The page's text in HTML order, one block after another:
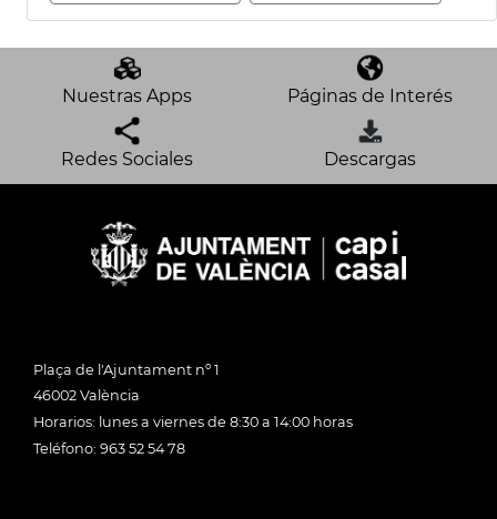
Nuestras Apps Páginas de Interés
Redes Sociales Descargas
Plaça de l'Ajuntament nº 1
46002 València
Horarios: lunes a viernes de 8:30 a 14:00 horas
Teléfono: 963 52 54 78